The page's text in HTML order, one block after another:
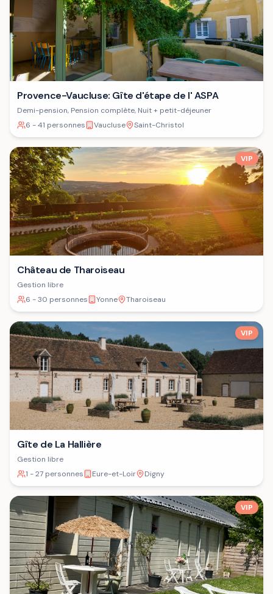
Provence-Vaucluse: Gîte d'étape de l' ASPA
Demi-pension, Pension complète, Nuit + petit-déjeuner
6 - 41 personnes
Vaucluse Saint-Christol
VIP
Château de Tharoiseau
Gestion libre
6 - 30 personnes
Yonne Tharoiseau
VIP
Gîte de La Hallière
Gestion libre
1 - 27 personnes
Eure-et-Loir Digny
VIP